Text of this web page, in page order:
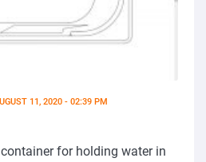
11, 2020 - 02:39 PM
for holding water in